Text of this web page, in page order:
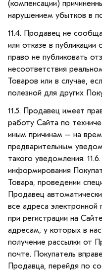
(компенсации)
нарушением убытков в
11.4. Продавец не
или отказе в
право не публиковать
несоответствия
Товаров или в случае,
полезной для других
11.5. Продавец имеет
работу Сайта по
иным причинам – на
предварительным
такого уведомления.
информирования
Товара, проведении
Продавец
все адреса электронной
при регистрации на
адресам, у которых в
получение рассылки от
почте. Покупатель
Продавца, перейдя по